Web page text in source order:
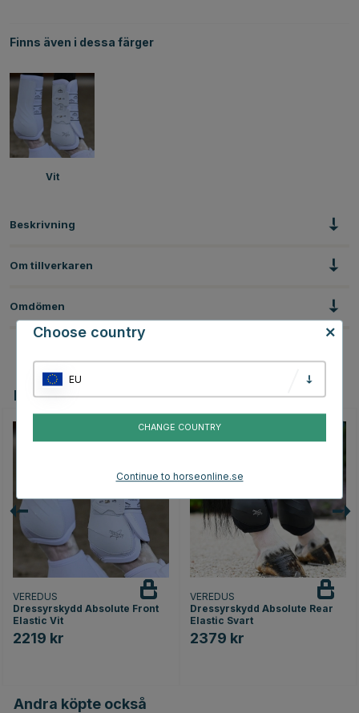
Finns även i dessa färger
Vit
Beskrivning
Om tillverkaren
Omdömen
Du kanske även är intresserad av
VEREDUS
Dressyrskydd Absolute Front
Elastic Vit
2219 kr
VEREDUS
Dressyrskydd Absolute Rear
Elastic Svart
2379 kr
Andra köpte också
Choose country
EU
CHANGE COUNTRY
Continue to horseonline.se